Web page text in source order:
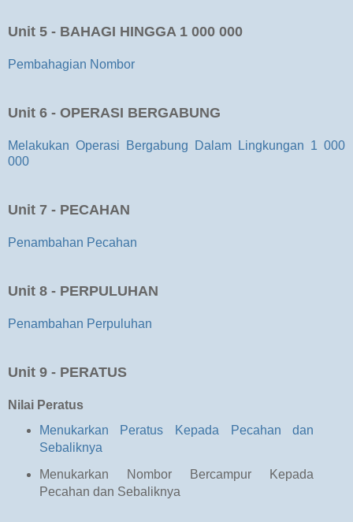
Unit 5 - BAHAGI HINGGA 1 000 000
Pembahagian Nombor
Unit 6 - OPERASI BERGABUNG
Melakukan Operasi Bergabung Dalam Lingkungan 1 000
000
Unit 7 - PECAHAN
Penambahan Pecahan
Unit 8 - PERPULUHAN
Penambahan Perpuluhan
Unit 9 - PERATUS
Nilai Peratus
Menukarkan Peratus Kepada Pecahan dan
Sebaliknya
Menukarkan Nombor Bercampur Kepada
Pecahan dan Sebaliknya